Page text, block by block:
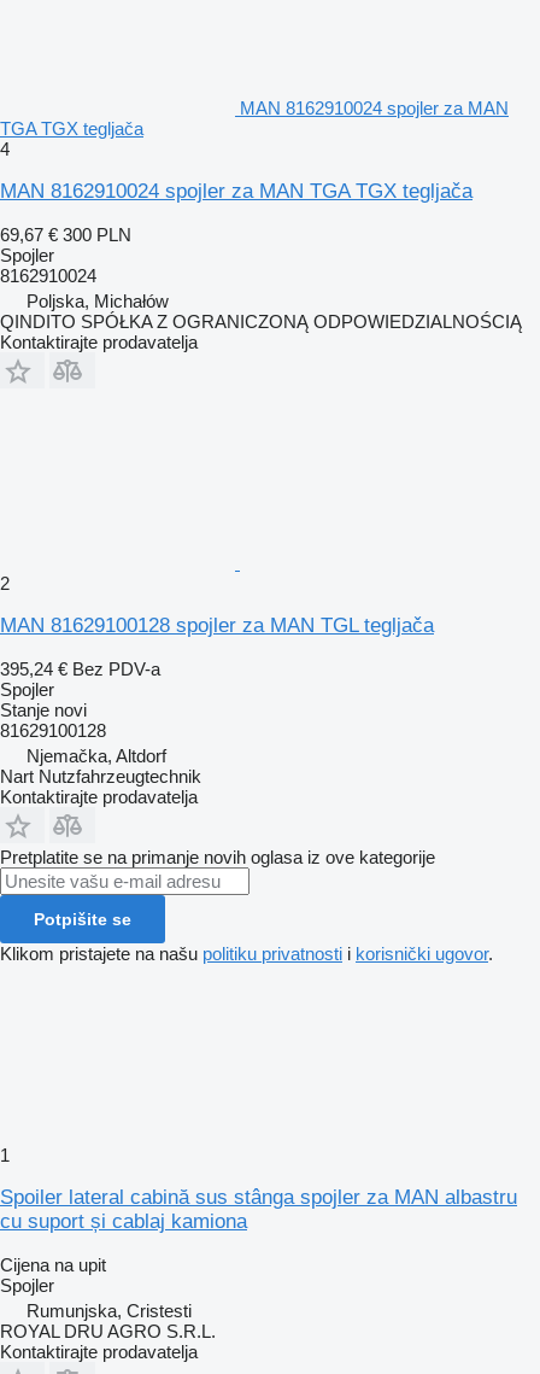
MAN 8162910024 spojler za MAN
TGA TGX tegljača
4
MAN 8162910024 spojler za MAN TGA TGX tegljača
69,67 € 300 PLN
Spojler
8162910024
Poljska, Michałów
QINDITO SPÓŁKA Z OGRANICZONĄ ODPOWIEDZIALNOŚCIĄ
Kontaktirajte prodavatelja
2
MAN 81629100128 spojler za MAN TGL tegljača
395,24 € Bez PDV-a
Spojler
Stanje novi
81629100128
Njemačka, Altdorf
Nart Nutzfahrzeugtechnik
Kontaktirajte prodavatelja
Pretplatite se na primanje novih oglasa iz ove kategorije
Potpišite se
Klikom pristajete na našu politiku privatnosti i korisnički ugovor.
1
Spoiler lateral cabină sus stânga spojler za MAN albastru
cu suport și cablaj kamiona
Cijena na upit
Spojler
Rumunjska, Cristesti
ROYAL DRU AGRO S.R.L.
Kontaktirajte prodavatelja